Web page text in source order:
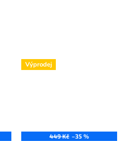
Výprodej
449 Kč –35 %